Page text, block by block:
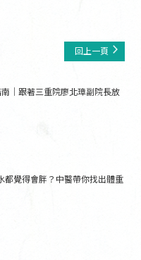
回上一頁
｜跟著三重院廖北璋副院長放
都覺得會胖？中醫帶你找出體重